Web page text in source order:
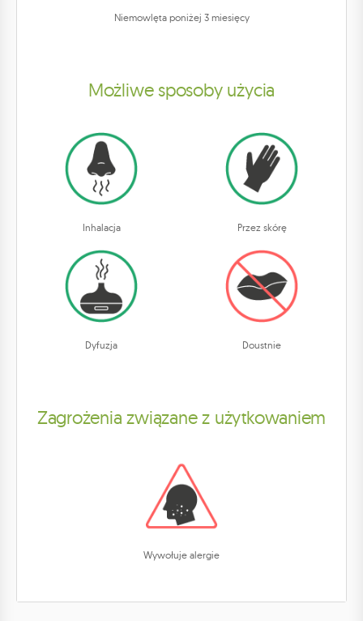
Niemowlęta poniżej 3 miesięcy
Możliwe sposoby użycia
Inhalacja Przez skórę
Dyfuzja Doustnie
Zagrożenia związane z użytkowaniem
Wywołuje alergie